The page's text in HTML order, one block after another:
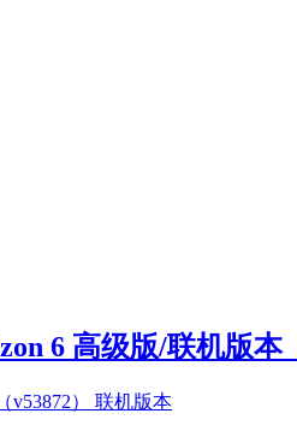
6 高级版/联机版本